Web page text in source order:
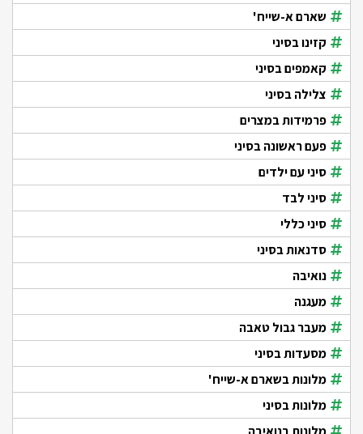
שארם א-שייח'
קזינו בסיני
קאמפים בסיני
צלילה בסיני
פרמידות במצרים
פעם ראשונה בסיני
סיני עם ילדים
סיני לבד
סיני כללי
סדנאות בסיני
נואיבה
מעגנה
מעבר גבול טאבה
מסעדות בסיני
מלונות בשארם א-שייח'
מלונות בסיני